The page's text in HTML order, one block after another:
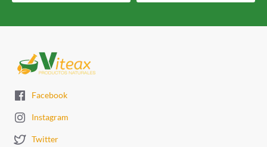
Facebook
Instagram
Twitter